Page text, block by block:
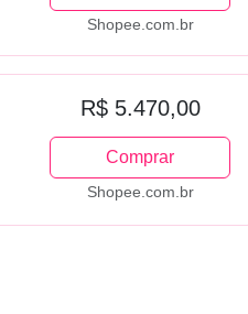
Shopee.com.br
R$ 5.470,00
Comprar
Shopee.com.br